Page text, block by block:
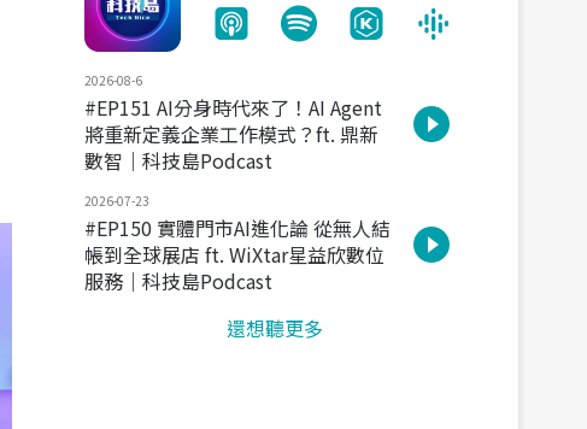
2026-08-6
#EP151 AI分身時代來了！AI Agent
將重新定義企業工作模式？ft. 鼎新
數智｜科技島Podcast
2026-07-23
#EP150 實體門市AI進化論 從無人結
帳到全球展店 ft. WiXtar星益欣數位
服務｜科技島Podcast
還想聽更多